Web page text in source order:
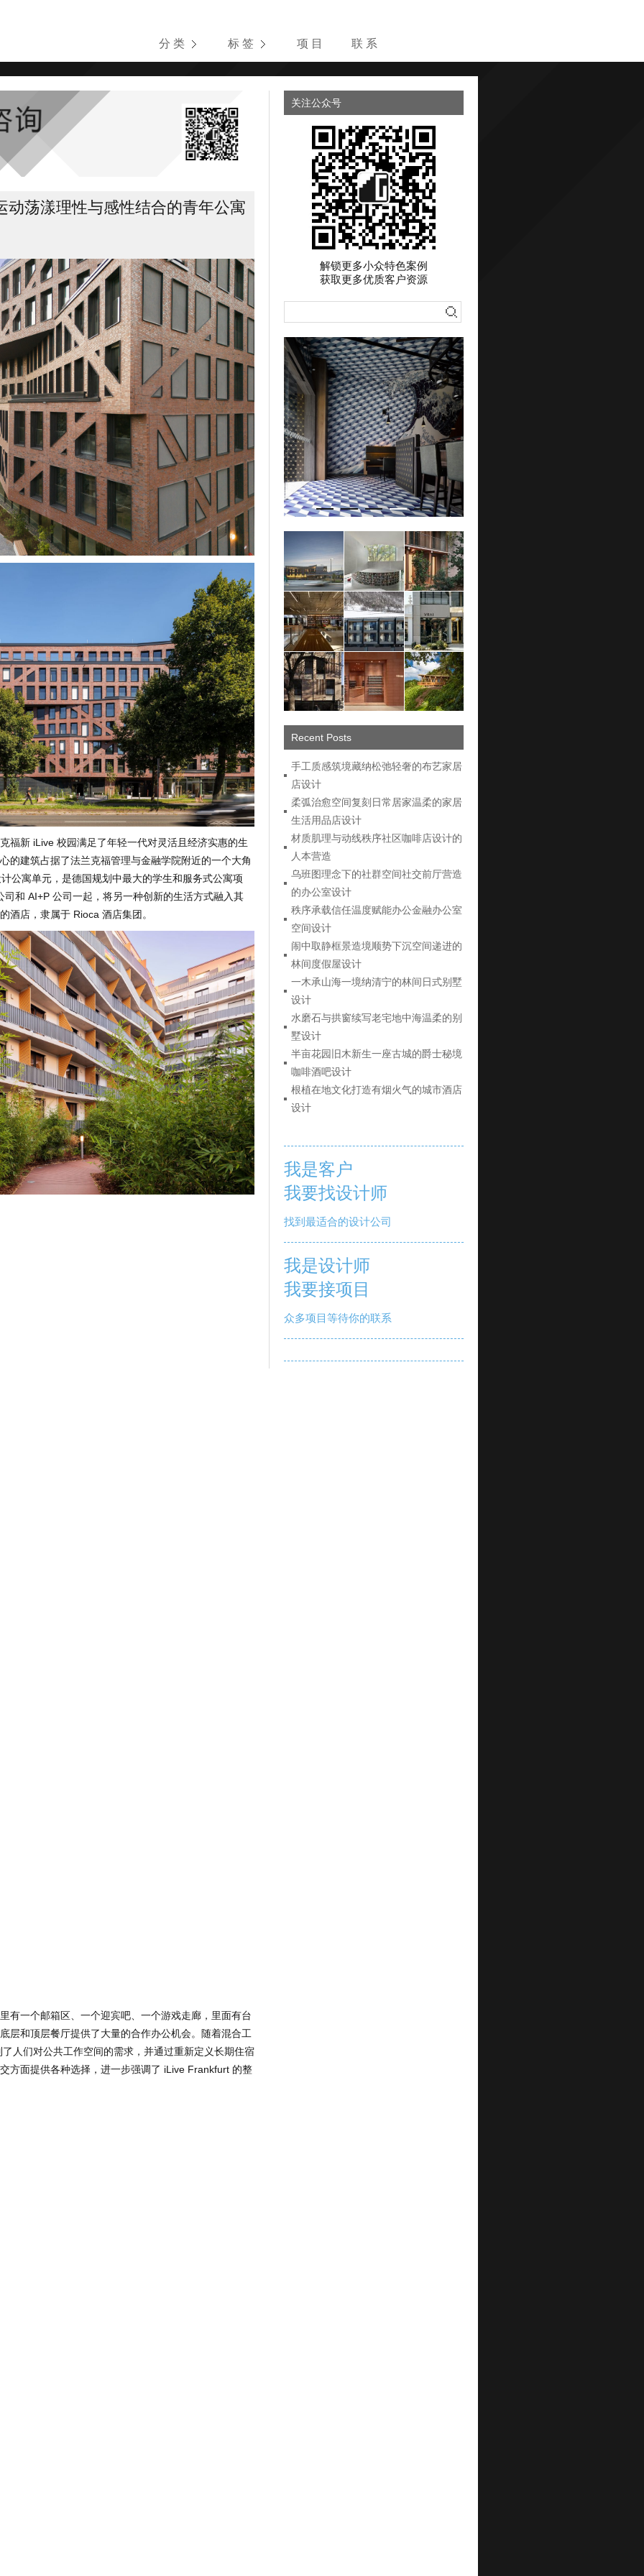
分 类 标 签 项 目 联 系
动荡漾理性与感性结合的青年公寓
福新 iLive 校园满足了年轻一代对灵活且经济实惠的生
的建筑占据了法兰克福管理与金融学院附近的一个大角
公寓单元，是德国规划中最大的学生和服务式公寓项
司和 AI+P 公司一起，将另一种创新的生活方式融入其
酒店，隶属于 Rioca 酒店集团。
关注公众号
解锁更多小众特色案例
获取更多优质客户资源
Recent Posts
手工质感筑境藏纳松弛轻奢的布艺家居
店设计
柔弧治愈空间复刻日常居家温柔的家居
生活用品店设计
材质肌理与动线秩序社区咖啡店设计的
人本营造
乌班图理念下的社群空间社交前厅营造
的办公室设计
秩序承载信任温度赋能办公金融办公室
空间设计
闹中取静框景造境顺势下沉空间递进的
林间度假屋设计
一木承山海一境纳清宁的林间日式别墅
设计
水磨石与拱窗续写老宅地中海温柔的别
墅设计
半亩花园旧木新生一座古城的爵士秘境
咖啡酒吧设计
根植在地文化打造有烟火气的城市酒店
设计
我是客户
我要找设计师
找到最适合的设计公司
我是设计师
我要接项目
众多项目等待你的联系